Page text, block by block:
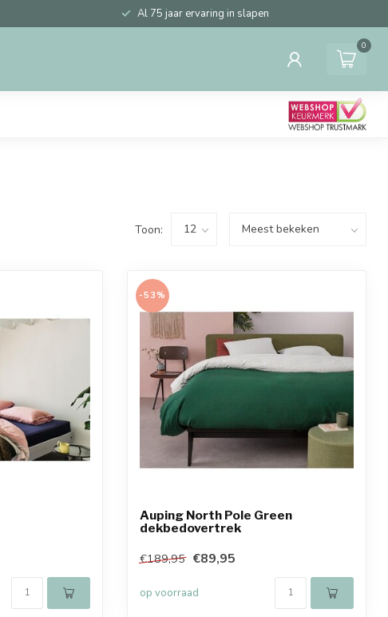
Al 75 jaar ervaring in slapen
0
Toon:
-53%
Auping North Pole Green
dekbedovertrek
€189,95 €89,95
op voorraad